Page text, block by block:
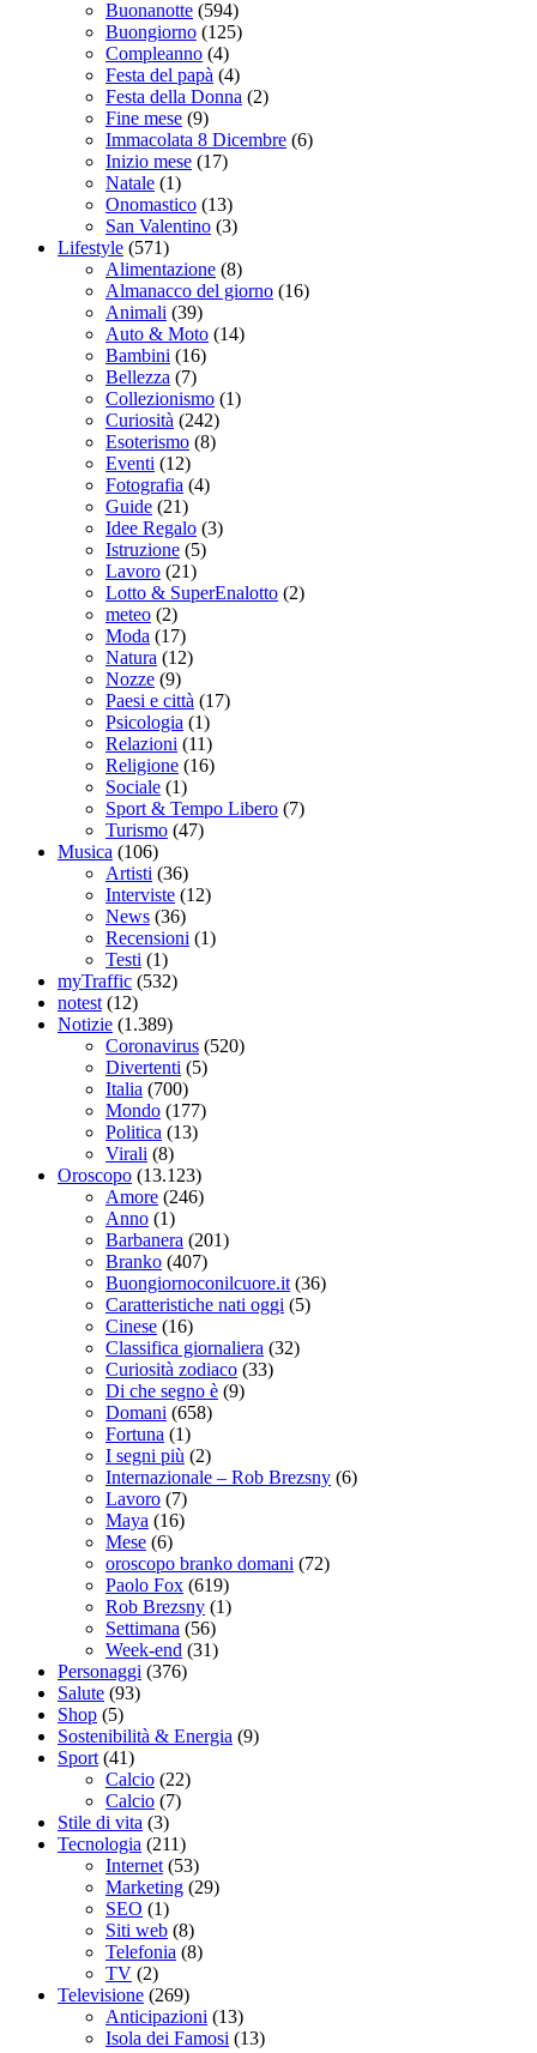
Buonanotte (594)
Buongiorno (125)
Compleanno (4)
Festa del papà (4)
Festa della Donna (2)
Fine mese (9)
Immacolata 8 Dicembre (6)
Inizio mese (17)
Natale (1)
Onomastico (13)
San Valentino (3)
Lifestyle (571)
Alimentazione (8)
Almanacco del giorno (16)
Animali (39)
Auto & Moto (14)
Bambini (16)
Bellezza (7)
Collezionismo (1)
Curiosità (242)
Esoterismo (8)
Eventi (12)
Fotografia (4)
Guide (21)
Idee Regalo (3)
Istruzione (5)
Lavoro (21)
Lotto & SuperEnalotto (2)
meteo (2)
Moda (17)
Natura (12)
Nozze (9)
Paesi e città (17)
Psicologia (1)
Relazioni (11)
Religione (16)
Sociale (1)
Sport & Tempo Libero (7)
Turismo (47)
Musica (106)
Artisti (36)
Interviste (12)
News (36)
Recensioni (1)
Testi (1)
myTraffic (532)
notest (12)
Notizie (1.389)
Coronavirus (520)
Divertenti (5)
Italia (700)
Mondo (177)
Politica (13)
Virali (8)
Oroscopo (13.123)
Amore (246)
Anno (1)
Barbanera (201)
Branko (407)
Buongiornoconilcuore.it (36)
Caratteristiche nati oggi (5)
Cinese (16)
Classifica giornaliera (32)
Curiosità zodiaco (33)
Di che segno è (9)
Domani (658)
Fortuna (1)
I segni più (2)
Internazionale – Rob Brezsny (6)
Lavoro (7)
Maya (16)
Mese (6)
oroscopo branko domani (72)
Paolo Fox (619)
Rob Brezsny (1)
Settimana (56)
Week-end (31)
Personaggi (376)
Salute (93)
Shop (5)
Sostenibilità & Energia (9)
Sport (41)
Calcio (22)
Calcio (7)
Stile di vita (3)
Tecnologia (211)
Internet (53)
Marketing (29)
SEO (1)
Siti web (8)
Telefonia (8)
TV (2)
Televisione (269)
Anticipazioni (13)
Isola dei Famosi (13)